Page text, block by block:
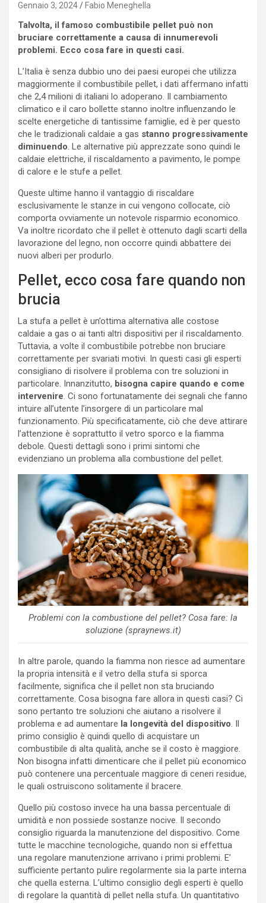
Gennaio 3, 2024 Fabio Meneghella
Talvolta, il famoso combustibile pellet può non
bruciare correttamente a causa di innumerevoli
problemi. Ecco cosa fare in questi casi.
L’Italia è senza dubbio uno dei paesi europei che utilizza
maggiormente il combustibile pellet, i dati affermano infatti
che 2,4 milioni di italiani lo adoperano. Il cambiamento
climatico e il caro bollette stanno inoltre influenzando le
scelte energetiche di tantissime famiglie, ed è per questo
che le tradizionali caldaie a gas stanno progressivamente
diminuendo. Le alternative più apprezzate sono quindi le
caldaie elettriche, il riscaldamento a pavimento, le pompe
di calore e le stufe a pellet.
Queste ultime hanno il vantaggio di riscaldare
esclusivamente le stanze in cui vengono collocate, ciò
comporta ovviamente un notevole risparmio economico.
Va inoltre ricordato che il pellet è ottenuto dagli scarti della
lavorazione del legno, non occorre quindi abbattere dei
nuovi alberi per produrlo.
Pellet, ecco cosa fare quando non
brucia
La stufa a pellet è un’ottima alternativa alle costose
caldaie a gas o ai tanti altri dispositivi per il riscaldamento.
Tuttavia, a volte il combustibile potrebbe non bruciare
correttamente per svariati motivi. In questi casi gli esperti
consigliano di risolvere il problema con tre soluzioni in
particolare. Innanzitutto, bisogna capire quando e come
intervenire. Ci sono fortunatamente dei segnali che fanno
intuire all’utente l’insorgere di un particolare mal
funzionamento. Più specificatamente, ciò che deve attirare
l’attenzione è soprattutto il vetro sporco e la fiamma
debole. Questi dettagli sono i primi sintomi che
evidenziano un problema alla combustione del pellet.
Problemi con la combustione del pellet? Cosa fare: la
soluzione (spraynews.it)
In altre parole, quando la fiamma non riesce ad aumentare
la propria intensità e il vetro della stufa si sporca
facilmente, significa che il pellet non sta bruciando
correttamente. Cosa bisogna fare allora in questi casi? Ci
sono pertanto tre soluzioni che aiutano a risolvere il
problema e ad aumentare la longevità del dispositivo . Il
primo consiglio è quindi quello di acquistare un
combustibile di alta qualità, anche se il costo è maggiore.
Non bisogna infatti dimenticare che il pellet più economico
può contenere una percentuale maggiore di ceneri residue,
le quali ostruiscono solitamente il bracere.
Quello più costoso invece ha una bassa percentuale di
umidità e non possiede sostanze nocive. Il secondo
consiglio riguarda la manutenzione del dispositivo. Come
tutte le macchine tecnologiche, quando non si effettua
una regolare manutenzione arrivano i primi problemi. E’
sufficiente pertanto pulire regolarmente sia la parte interna
che quella esterna. L’ultimo consiglio degli esperti è quello
di regolare la quantità di pellet nella stufa. Un quantitativo